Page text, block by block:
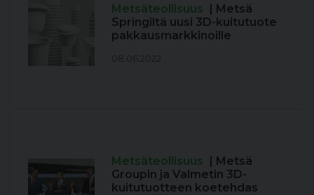
Metsäteollisuus | Metsä
Springiltä uusi 3D-kuitutuote
pakkausmarkkinoille
08.06.2022
Metsäteollisuus | Metsä
Groupin ja Valmetin 3D-
kuitutuotteen koetehdas